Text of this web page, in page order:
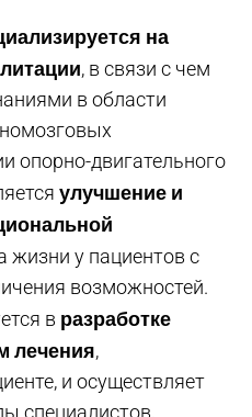
на
, в связи с чем
в области
опорно-двигательного
улучшение и
жизни у пациентов с
возможностей.
в разработке
лечения,
и осуществляет
специалистов,